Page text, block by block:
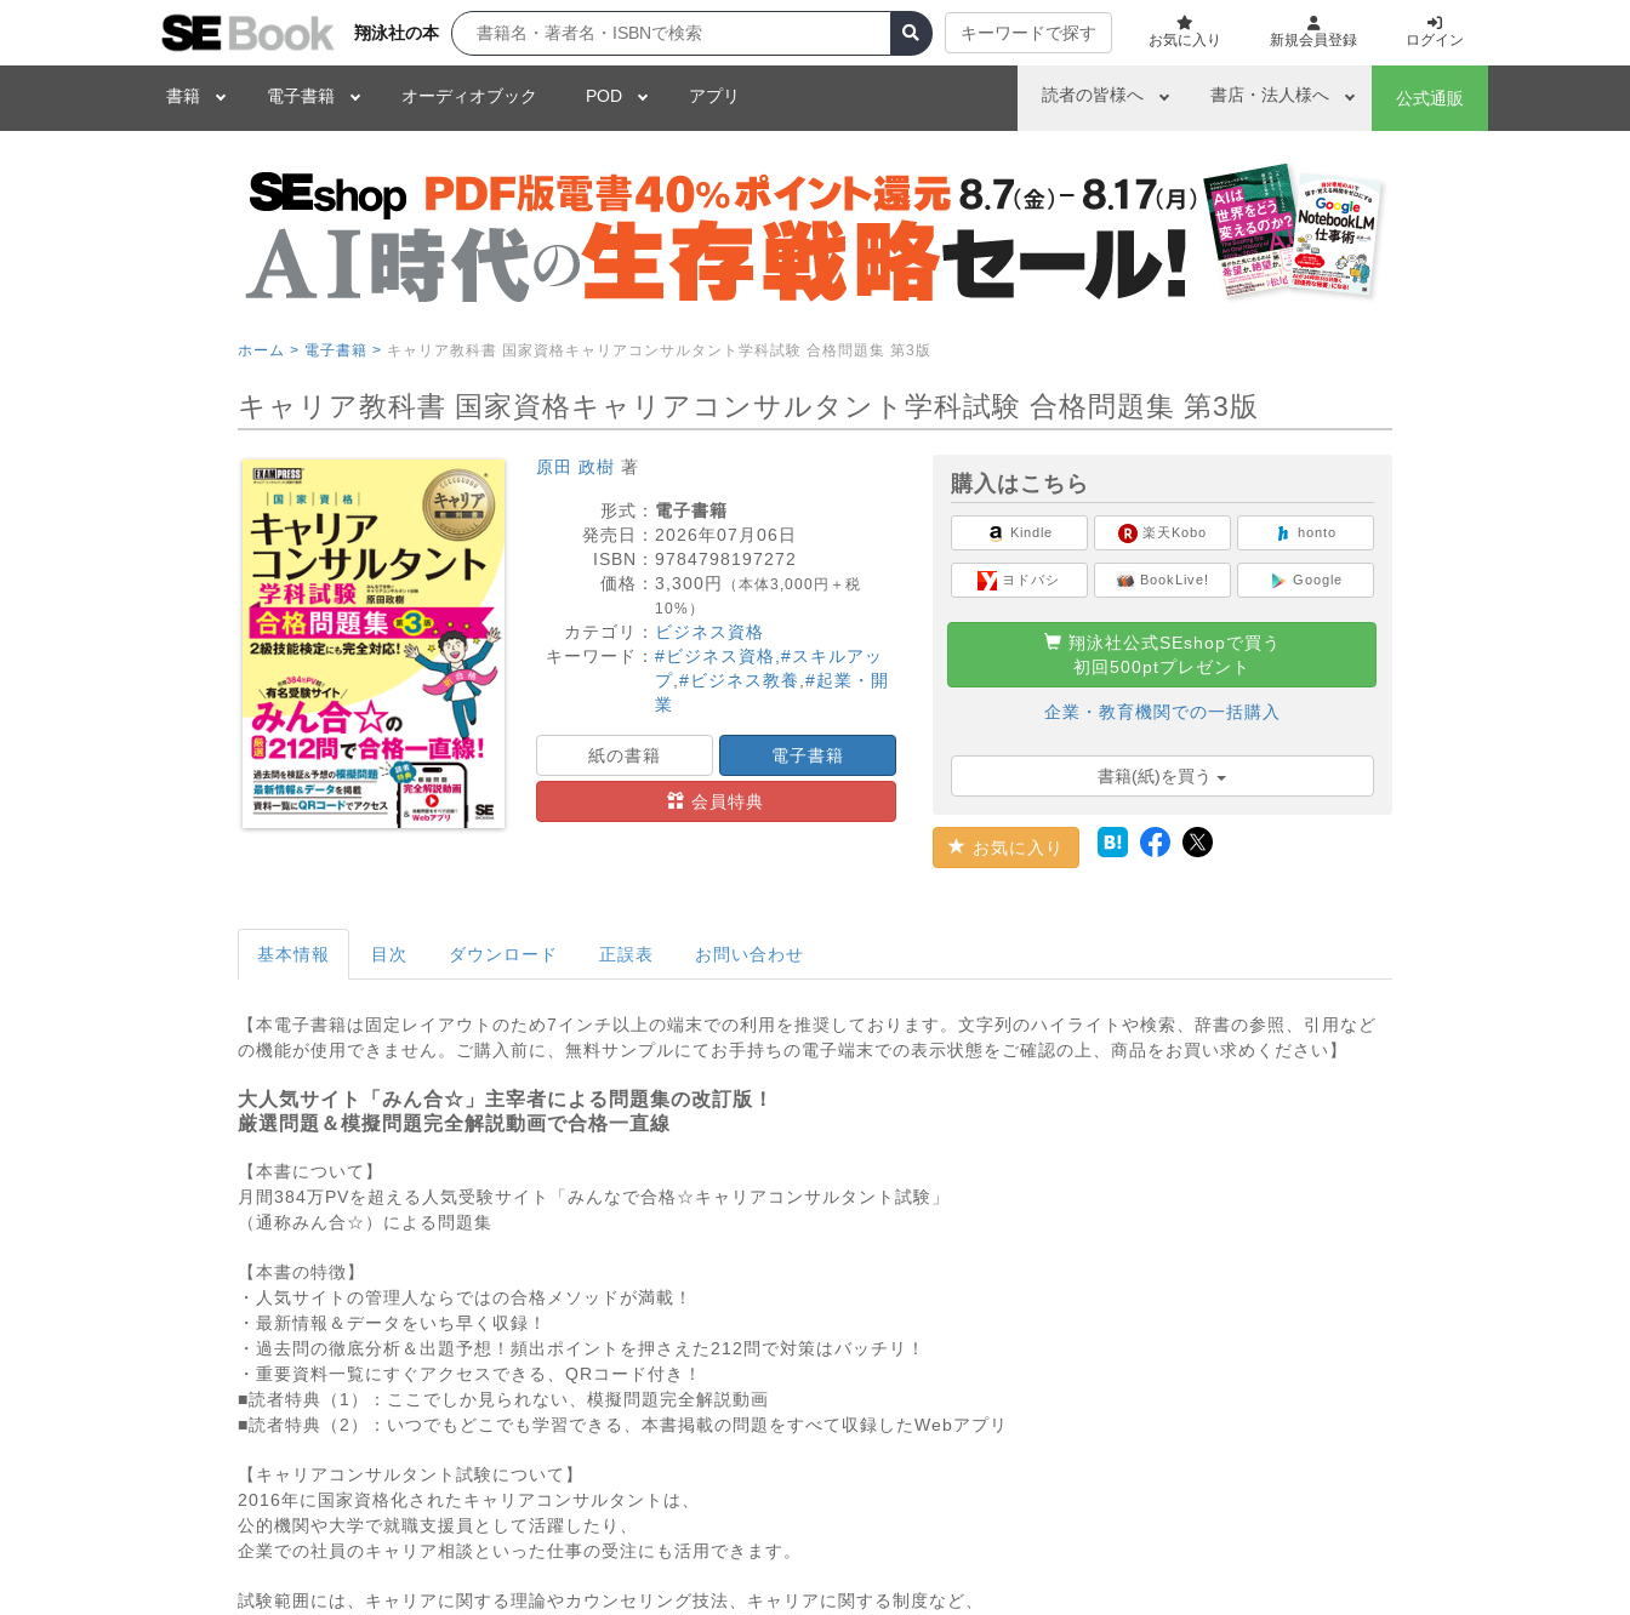
翔泳社の本 キーワードで探す お気に入り 新規会員登録 ログイン
書籍 電子書籍 オーディオブック POD アプリ 読者の皆様へ 書店・法人様へ 公式通販
ホーム > 電子書籍 > キャリア教科書 国家資格キャリアコンサルタント学科試験 合格問題集 第3版
キャリア教科書 国家資格キャリアコンサルタント学科試験 合格問題集 第3版
原田 政樹 著
形式： 電子書籍
発売日： 2026年07月06日
ISBN： 9784798197272
価格： 3,300円
（本体3,000円＋税
10%）
カテゴリ： ビジネス資格
キーワード： #ビジネス資格 #スキルアッ
プ, #ビジネス教養 #起業・開
業
紙の書籍 電子書籍
会員特典
購入はこちら
Kindle
ヨドバシ
楽天Kobo
BookLive!
honto
Google
翔泳社公式SEshopで買う
初回500ptプレゼント
企業・教育機関での一括購入
書籍(紙)を買う
お気に入り
基本情報 目次 ダウンロード 正誤表 お問い合わせ
【本電子書籍は固定レイアウトのため7インチ以上の端末での利用を推奨しております。文字列のハイライトや検索、辞書の参照、引用など
の機能が使用できません。ご購入前に、無料サンプルにてお手持ちの電子端末での表示状態をご確認の上、商品をお買い求めください】
大人気サイト「みん合☆」主宰者による問題集の改訂版！
厳選問題＆模擬問題完全解説動画で合格一直線
【本書について】
月間384万PVを超える人気受験サイト「みんなで合格☆キャリアコンサルタント試験」
（通称みん合☆）による問題集
【本書の特徴】
・人気サイトの管理人ならではの合格メソッドが満載！
・最新情報＆データをいち早く収録！
・過去問の徹底分析＆出題予想！頻出ポイントを押さえた212問で対策はバッチリ！
・重要資料一覧にすぐアクセスできる、QRコード付き！
■読者特典（1）：ここでしか見られない、模擬問題完全解説動画
■読者特典（2）：いつでもどこでも学習できる、本書掲載の問題をすべて収録したWebアプリ
【キャリアコンサルタント試験について】
2016年に国家資格化されたキャリアコンサルタントは、
公的機関や大学で就職支援員として活躍したり、
企業での社員のキャリア相談といった仕事の受注にも活用できます。
試験範囲には、キャリアに関する理論やカウンセリング技法、キャリアに関する制度など、